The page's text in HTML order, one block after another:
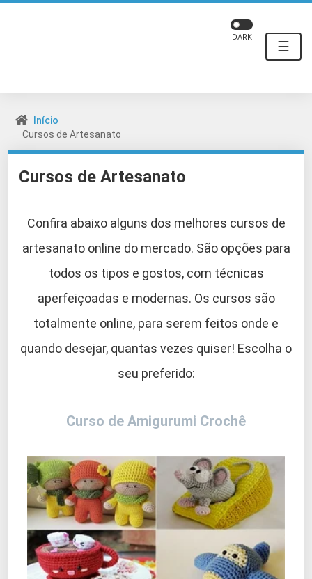
☰
DARK
Início
Cursos de Artesanato
Cursos de Artesanato
Confira abaixo alguns dos melhores cursos de
artesanato online do mercado. São opções para
todos os tipos e gostos, com técnicas
aperfeiçoadas e modernas. Os cursos são
totalmente online, para serem feitos onde e
quando desejar, quantas vezes quiser! Escolha o
seu preferido:
Curso de Amigurumi Crochê